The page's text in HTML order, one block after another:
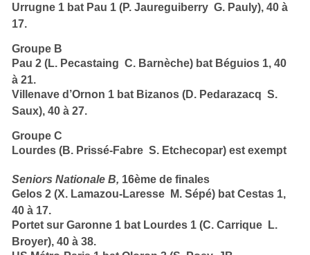
Urrugne 1 bat Pau 1 (P. Jaureguiberry  G. Pauly), 40 à
17.
Groupe B
Pau 2 (L. Pecastaing  C. Barnèche) bat Béguios 1, 40
à 21.
Villenave d’Ornon 1 bat Bizanos (D. Pedarazacq  S.
Saux),40 à 27.
Groupe C
Lourdes (B. Prissé-Fabre  S. Etchecopar) est exempt
Seniors Nationale B, 16ème de finales
Gelos 2 (X. Lamazou-Laresse  M. Sépé) batCestas 1,
40 à 17.
Portet sur Garonne 1 bat Lourdes 1 (C. Carrique  L.
Broyer), 40 à 38.